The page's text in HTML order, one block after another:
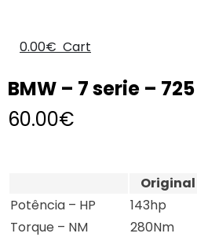
0.00€ Cart
BMW – 7 serie –
60.00€
Original
Potência – HP
143hp
Torque – NM
280Nm